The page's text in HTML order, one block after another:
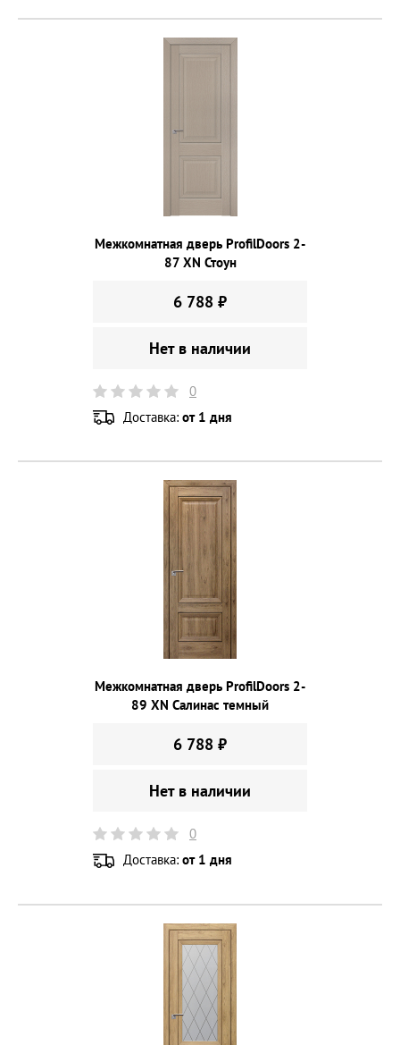
Межкомнатная дверь ProfilDoors 2-
87 XN Стоун
6 788 ₽
Нет в наличии
0
Доставка: от 1 дня
Межкомнатная дверь ProfilDoors 2-
89 XN Салинас темный
6 788 ₽
Нет в наличии
0
Доставка: от 1 дня